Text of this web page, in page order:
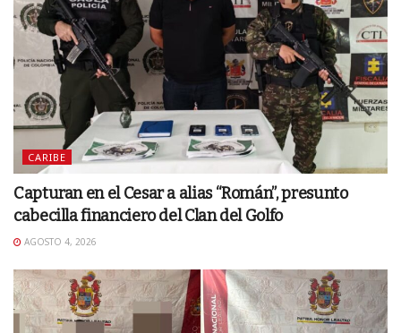
CARIBE
Capturan en el Cesar a alias “Román”, presunto
cabecilla financiero del Clan del Golfo
AGOSTO 4, 2026